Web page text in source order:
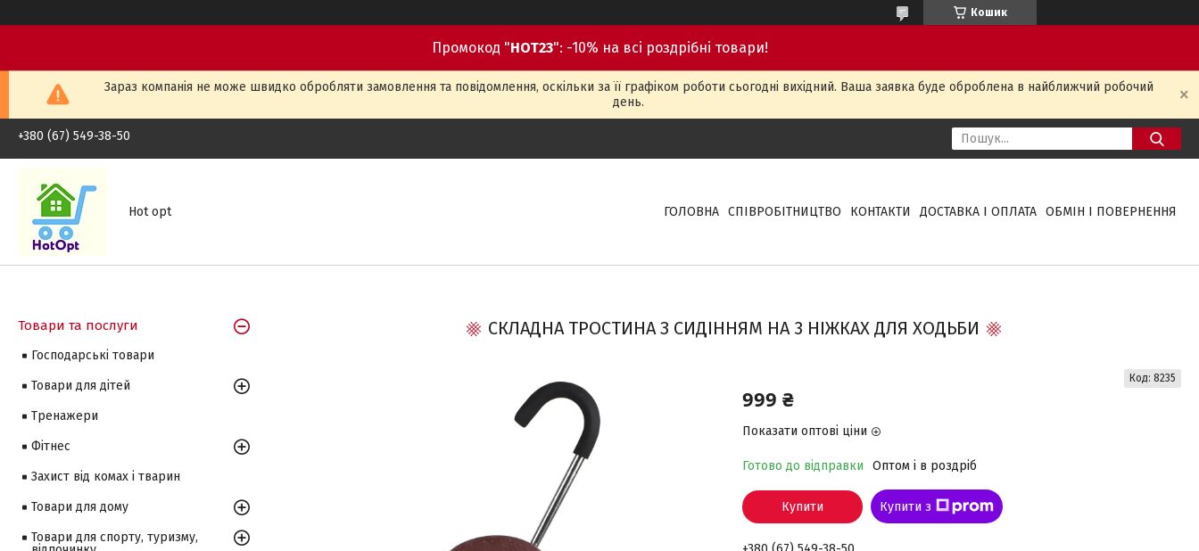
Кошик
Промокод "HOT23": -10% на всі роздрібні товари!
Зараз компанія не може швидко обробляти замовлення та повідомлення, оскільки за її графіком роботи сьогодні вихідний. Ваша заявка буде оброблена в найближчий робочий
день.
+380 (67) 549-38-50
Hot opt ГОЛОВНА СПІВРОБІТНИЦТВО КОНТАКТИ ДОСТАВКА І ОПЛАТА ОБМІН І ПОВЕРНЕННЯ
СКЛАДНА ТРОСТИНА З СИДІННЯМ НА 3 НІЖКАХ ДЛЯ ХОДЬБИ
999 ₴
Показати оптові ціни
Готово до відправки Оптом і в роздріб
Код: 8235
Купити Купити з
Товари та послуги
Господарські товари
Товари для дітей
Тренажери
Фітнес
Захист від комах і тварин
Товари для дому
Товари для спорту, туризму,